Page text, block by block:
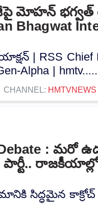
మోహన్ భగ్వత్
Bhagwat
| RSS Chief
Alpha |
CHANNEL: HMTVNEWS
: మరో
పార్టీ..
సిద్ధమైన